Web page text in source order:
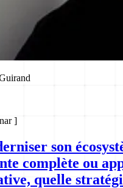
]
son
complète ou
quelle